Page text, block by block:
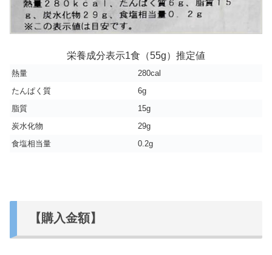
栄養成分表示1食（55g）推定値
熱量
280cal
たんぱく質
6g
脂質
15g
炭水化物
29g
食塩相当量
0.2g
【購入金額】